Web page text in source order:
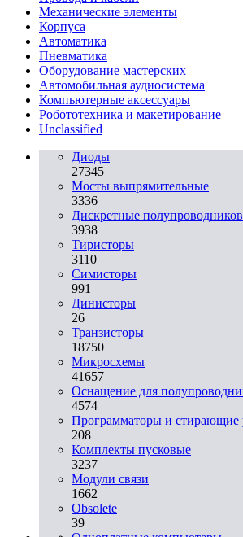
Механические элементы
Корпуса
Автоматика
Пневматика
Оборудование мастерских
Автомобильная аудиосистема
Компьютерные аксессуары
Робототехника и макетирование
Unclassified
Диоды
27345
Мосты выпрямительные
3336
Дискретные
3938
Тиристоры
3110
Симисторы
991
Динисторы
26
Транзисторы
18750
Микросхемы
41657
Оснащение для
4574
Программаторы и стирающие
208
Комплекты пусковые
3237
Модули связи
1662
Obsolete
39